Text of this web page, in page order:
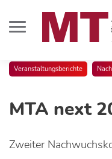
Veranstaltungsberichte
MTA next
Zweiter